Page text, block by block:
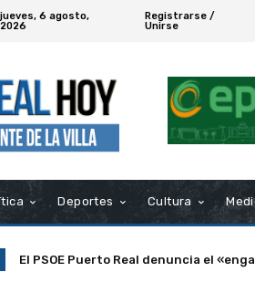
jueves, 6 agosto,
2026
Registrarse /
Unirse
Deportes Cultura
La Asociación Rampa de Puerto Real